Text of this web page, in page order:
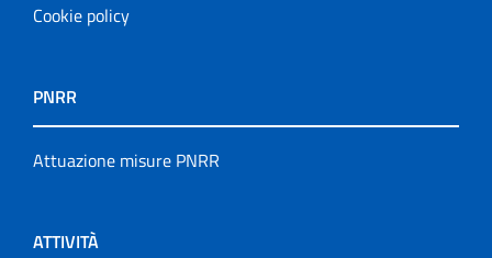
Cookie policy
PNRR
Attuazione misure PNRR
ATTIVITÀ